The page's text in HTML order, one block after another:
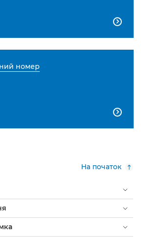

номер

На початок